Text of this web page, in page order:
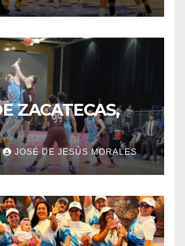
ZACATECAS,
JOSÉ DE JESÚS MORALES